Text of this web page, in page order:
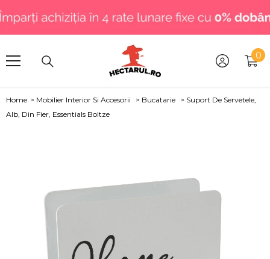
.
00
Home > Mobilier Interior Si Accesorii > Bucatarie > Suport De Servetele,
Alb, Din Fier, Essentials Boltze